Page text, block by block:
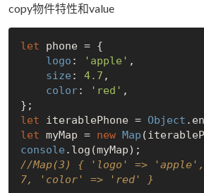
copy物件特性和value
let phone = {
logo : 'apple' ,
size : 4.7 ,
color: 'red' ,
let iterablePhone = Object
let myMap = new Map
console
//Map(3) { 'logo' =>
7, 'color' => 'red' }